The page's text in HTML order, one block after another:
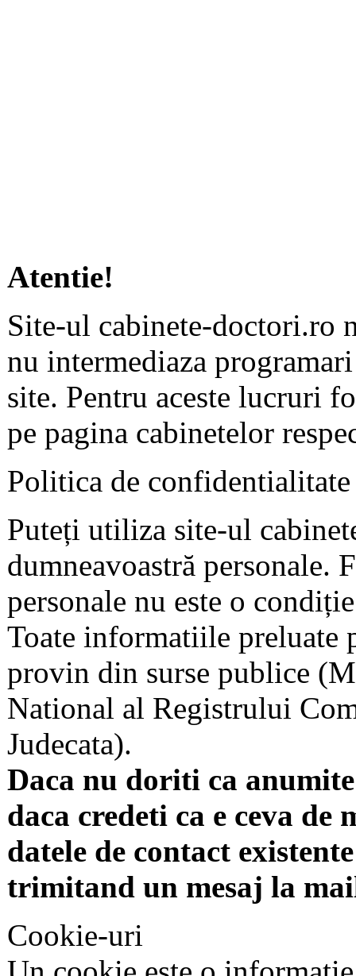
Atentie!
Site-ul cabinete-doctori.ro
nu intermediaza
site. Pentru aceste lucruri
pe pagina cabinetelor
Politica de confidentialitate
Puteți utiliza site-ul
dumneavoastră personale.
personale nu este o
Toate informatiile preluate
provin din surse publice
National al Registrului
Judecata).
Daca nu doriti ca
daca credeti ca e ceva
datele de contact
trimitand un mesaj la
Cookie-uri